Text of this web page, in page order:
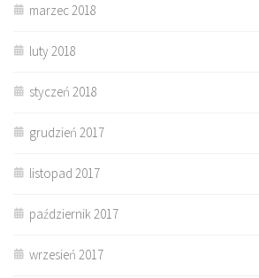
marzec 2018
luty 2018
styczeń 2018
grudzień 2017
listopad 2017
październik 2017
wrzesień 2017